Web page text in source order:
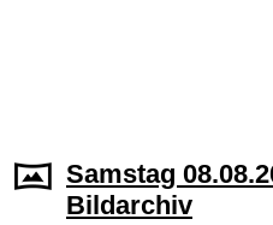
Samstag
Bildarchiv